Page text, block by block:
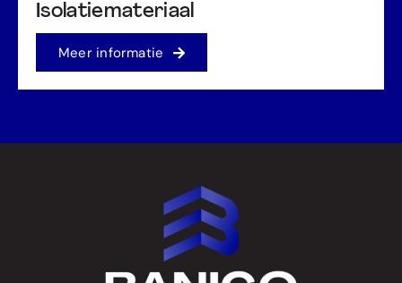
Isolatiemateriaal
Meer informatie